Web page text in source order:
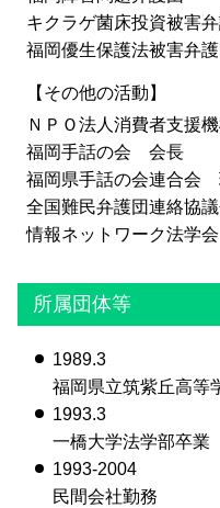
キクラゲ菌床投資被害弁
福岡優生保護法被害弁
【その他の活動】
ＮＰＯ法人消費者支援
福岡手話の会 会長
福岡県手話の会連合会
全国難民弁護団連絡協
情報ネットワーク法学
所属団体等
1989.3
福岡県立筑紫丘高等
1993.3
一橋大学法学部卒業
1993-2004
民間会社勤務